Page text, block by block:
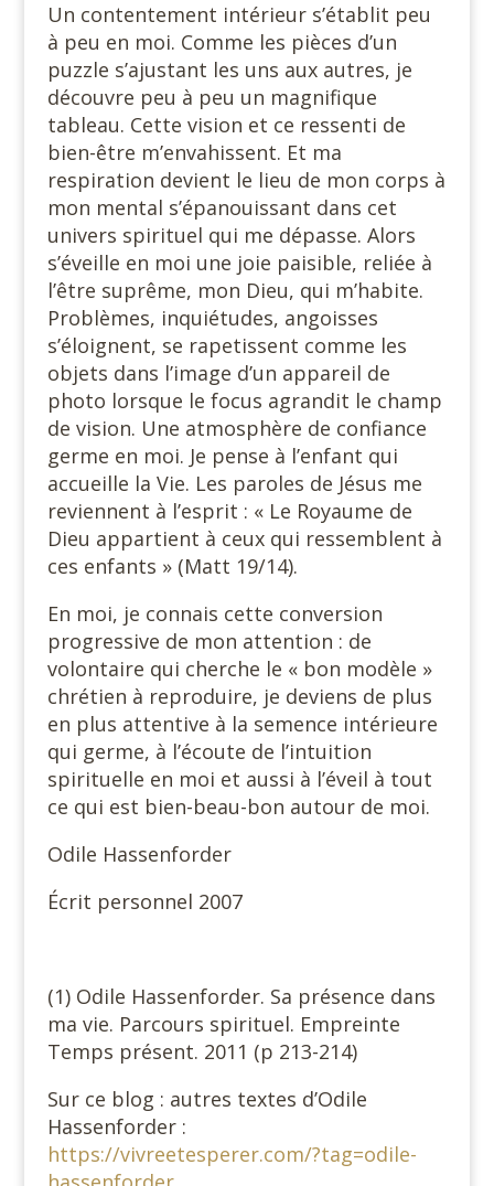
Un contentement intérieur s’établit peu
à peu en moi. Comme les pièces d’un
puzzle s’ajustant les uns aux autres, je
découvre peu à peu un magnifique
tableau. Cette vision et ce ressenti de
bien-être m’envahissent. Et ma
respiration devient le lieu de mon corps à
mon mental s’épanouissant dans cet
univers spirituel qui me dépasse. Alors
s’éveille en moi une joie paisible, reliée à
l’être suprême, mon Dieu, qui m’habite.
Problèmes, inquiétudes, angoisses
s’éloignent, se rapetissent comme les
objets dans l’image d’un appareil de
photo lorsque le focus agrandit le champ
de vision. Une atmosphère de confiance
germe en moi. Je pense à l’enfant qui
accueille la Vie. Les paroles de Jésus me
reviennent à l’esprit : « Le Royaume de
Dieu appartient à ceux qui ressemblent à
ces enfants » (Matt 19/14).
En moi, je connais cette conversion
progressive de mon attention : de
volontaire qui cherche le « bon modèle »
chrétien à reproduire, je deviens de plus
en plus attentive à la semence intérieure
qui germe, à l’écoute de l’intuition
spirituelle en moi et aussi à l’éveil à tout
ce qui est bien-beau-bon autour de moi.
Odile Hassenforder
Écrit personnel 2007
(1) Odile Hassenforder. Sa présence dans
ma vie. Parcours spirituel. Empreinte
Temps présent. 2011 (p 213-214)
Sur ce blog : autres textes d’Odile
Hassenforder :
https://vivreetesperer.com/?tag=odile-